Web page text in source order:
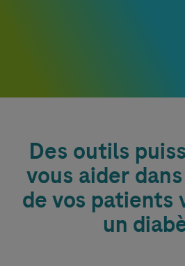
Des outils
vous aider
de vos patients
un